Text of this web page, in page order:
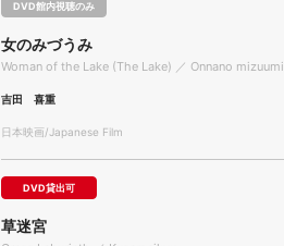
DVD館内視聴のみ
女のみづうみ
Woman of the Lake (The Lake) ／ Onnano mizuumi
吉田 喜重
日本映画/Japanese Film
DVD貸出可
草迷宮